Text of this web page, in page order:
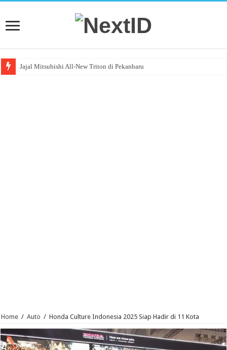
Jajal Mitsubishi All-New Triton di Pekanbaru
Home / Auto / Honda Culture Indonesia 2025 Siap Hadir di 11 Kota